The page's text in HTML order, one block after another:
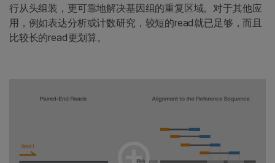
行从头组装，更可靠地解决基因组的重复区域。对于其他应
用，例如表达分析或计数研究，较短的read就已足够，而且
比较长的read更划算。